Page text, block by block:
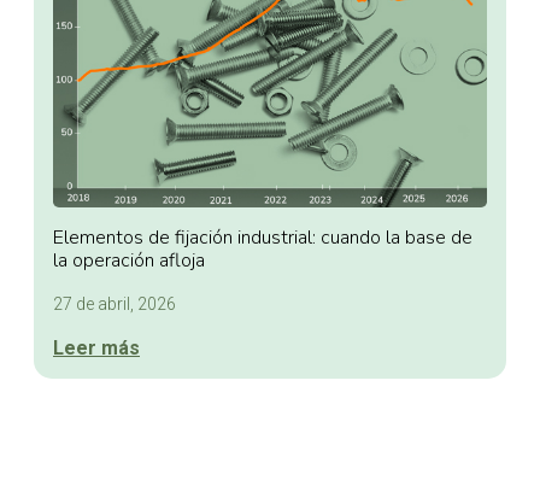
Elementos de fijación industrial: cuando la base de
la operación afloja
27 de abril, 2026
Leer más